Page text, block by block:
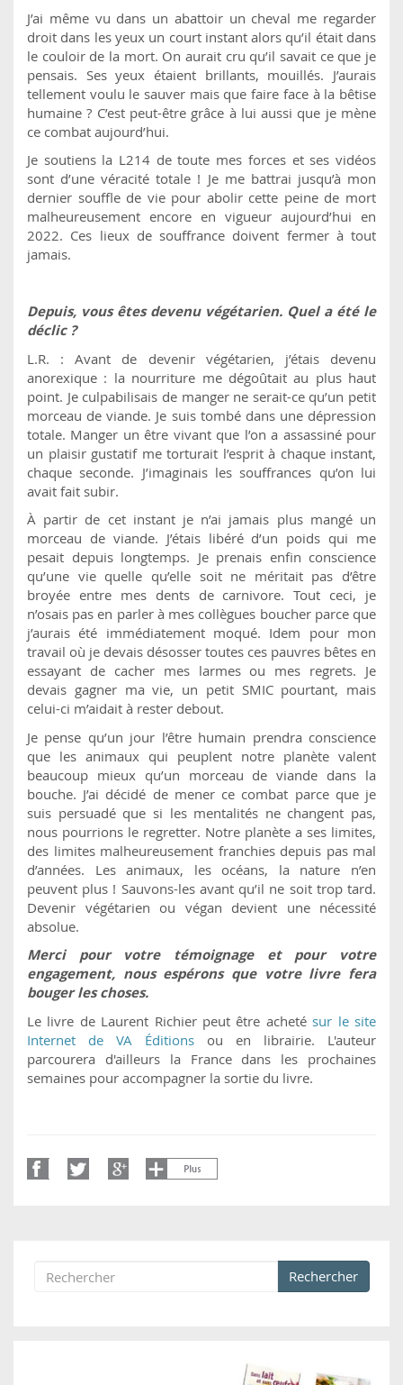
J’ai même vu dans un abattoir un cheval me regarder
droit dans les yeux un court instant alors qu’il était dans
le couloir de la mort. On aurait cru qu’il savait ce que je
pensais. Ses yeux étaient brillants, mouillés. J’aurais
tellement voulu le sauver mais que faire face à la bêtise
humaine ? C’est peut-être grâce à lui aussi que je mène
ce combat aujourd’hui.
Je soutiens la L214 de toute mes forces et ses vidéos
sont d’une véracité totale ! Je me battrai jusqu’à mon
dernier souffle de vie pour abolir cette peine de mort
malheureusement encore en vigueur aujourd’hui en
2022. Ces lieux de souffrance doivent fermer à tout
jamais.
Depuis, vous êtes devenu végétarien. Quel a été le
déclic ?
L.R. : Avant de devenir végétarien, j’étais devenu
anorexique : la nourriture me dégoûtait au plus haut
point. Je culpabilisais de manger ne serait-ce qu’un petit
morceau de viande. Je suis tombé dans une dépression
totale. Manger un être vivant que l’on a assassiné pour
un plaisir gustatif me torturait l’esprit à chaque instant,
chaque seconde. J’imaginais les souffrances qu’on lui
avait fait subir.
À partir de cet instant je n’ai jamais plus mangé un
morceau de viande. J’étais libéré d’un poids qui me
pesait depuis longtemps. Je prenais enfin conscience
qu’une vie quelle qu’elle soit ne méritait pas d’être
broyée entre mes dents de carnivore. Tout ceci, je
n’osais pas en parler à mes collègues boucher parce que
j’aurais été immédiatement moqué. Idem pour mon
travail où je devais désosser toutes ces pauvres bêtes en
essayant de cacher mes larmes ou mes regrets. Je
devais gagner ma vie, un petit SMIC pourtant, mais
celui-ci m’aidait à rester debout.
Je pense qu’un jour l’être humain prendra conscience
que les animaux qui peuplent notre planète valent
beaucoup mieux qu’un morceau de viande dans la
bouche. J’ai décidé de mener ce combat parce que je
suis persuadé que si les mentalités ne changent pas,
nous pourrions le regretter. Notre planète a ses limites,
des limites malheureusement franchies depuis pas mal
d’années. Les animaux, les océans, la nature n’en
peuvent plus ! Sauvons-les avant qu’il ne soit trop tard.
Devenir végétarien ou végan devient une nécessité
absolue.
Merci pour votre témoignage et pour votre
engagement, nous espérons que votre livre fera
bouger les choses.
Le livre de Laurent Richier peut être acheté sur le site
Internet de VA Éditions ou en librairie. L'auteur
parcourera d'ailleurs la France dans les prochaines
semaines pour accompagner la sortie du livre.
Formulaire de recherche
Rechercher